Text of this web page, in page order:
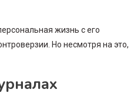
жизнь с его
Но несмотря на это,